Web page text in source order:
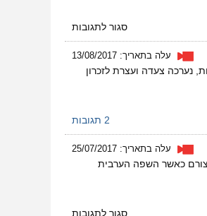
סגור לתגובותעל
דורשים
עלה בתאריך: 13/08/2017
בו היא גרה ונוצלה. לזכרה ולזכרן של 59 נשים נוספות בזנות, נערכה צעדה ועצרת לזכרון
2 תגובות
עלה בתאריך: 25/07/2017
צורם כאשר השפה הערבית
סגור לתגובותעל